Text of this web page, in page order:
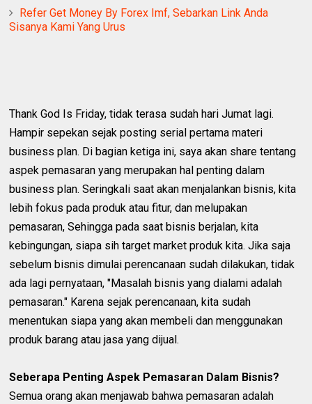
Refer Get Money By Forex Imf, Sebarkan Link Anda
Sisanya Kami Yang Urus
Thank God Is Friday, tidak terasa sudah hari Jumat lagi.
Hampir sepekan sejak posting serial pertama materi
business plan. Di bagian ketiga ini, saya akan share tentang
aspek pemasaran yang merupakan hal penting dalam
business plan. Seringkali saat akan menjalankan bisnis, kita
lebih fokus pada produk atau fitur, dan melupakan
pemasaran, Sehingga pada saat bisnis berjalan, kita
kebingungan, siapa sih target market produk kita. Jika saja
sebelum bisnis dimulai perencanaan sudah dilakukan, tidak
ada lagi pernyataan, "Masalah bisnis yang dialami adalah
pemasaran." Karena sejak perencanaan, kita sudah
menentukan siapa yang akan membeli dan menggunakan
produk barang atau jasa yang dijual.
Seberapa Penting Aspek Pemasaran Dalam Bisnis?
Semua orang akan menjawab bahwa pemasaran adalah